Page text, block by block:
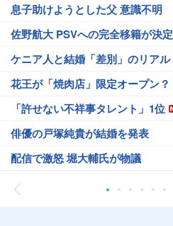
息子助けようとした父 意識不明
佐野航大 PSVへの完全移籍が決定
ケニア人と結婚「差別」のリアル
花王が「焼肉店」限定オープン？
「許せない不祥事タレント」1位
俳優の戸塚純貴が結婚を発表
配信で激怒 堀大輔氏が物議